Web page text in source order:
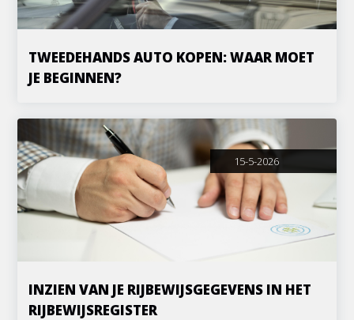
TWEEDEHANDS AUTO KOPEN: WAAR MOET
JE BEGINNEN?
15-5-2026
INZIEN VAN JE RIJBEWIJSGEGEVENS IN HET
RIJBEWIJSREGISTER